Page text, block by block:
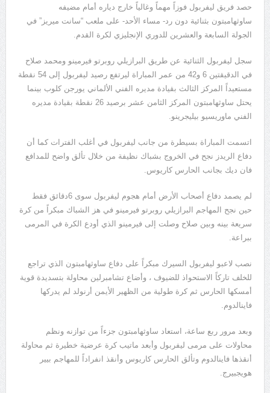
حصد فريق ليفربول فوزاً مهماً وغالياً خارج دياره أمام مضيفه
ساوثهامبتون بثنائية دون رد- مساء الأحد- على ملعب “سانت ميريز” في
الجولة السابعة والعشرين للدوري الإنجليزي لكرة القدم.
سجل ليفربول الثنائية عن طريق البرازيلي روبرتو فيرمينو ومحمد صلاح
في الدقيقتين 6 و42 من عمر المباراة ليرتفع رصيد ليفربول إلى 54 نقطة
مستعيداً المركز الثالث بقيادة مديره الفني الألماني يورجن كلوب بينما
يحتل ساوثهامبتون المركز الثامن عشر برصيد 26 نقطة بقيادة مديره
الفني ماوريسيو بيليجرينو.
اتسمت المباراة بسيطرة من جانب ليفربول في أغلب الفترات كما أن
دفاع الريدز نجح في الخروج بشباك نظيفة من خلال تألق واضح للمدافع
فان ديك بجانب الحارس كاريوس.
لم يصمد دفاع أصحاب الأرض أمام هجوم ليفربول سوى 6دقائق فقط
حين نجح المهاجم البرازيلي روبرتو فيرمينو في هز الشباك مبكراً من كرة
سريعة بينه وبين صلاح وصلت إلى فيرمينو الذي أودع الكرة في المرمى
ببراعة.
نصب لاعبو ليفربول السيرك مبكراً على دفاع ساوثهامبتون الذي تراجع
للخلف تاركاً الاستحواذ للضيوف ، وأضاع تشامبرلين محاولة بتسديدة قوية
أمسكها الحارس ثم كرة طولية من الظهير الأيمن أرنولد لم يدركها
فاينالدوم.
وبعد مرور ربع ساعة، استعاد ساوثهامبتون جزءاً من توازنه ونظم
محاولات على مرمى ليفربول وأبعد ماتيب كرة عرضية خطيرة ثم محاولة
أنقذها فاينالدوم وتألق الحارس كاريوس وأنقذ انفراداً للمهاجم بيير
هويجبيرج.